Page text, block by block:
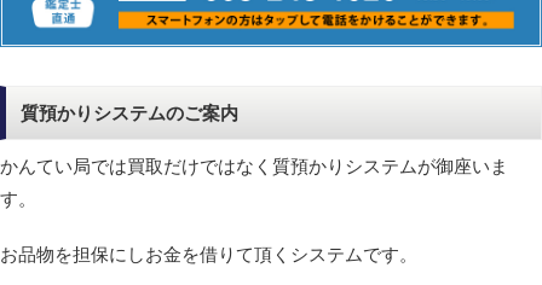
質預かりシステムのご案内
かんてい局では買取だけではなく質預かりシステムが御座いま
す。
お品物を担保にしお金を借りて頂くシステムです。